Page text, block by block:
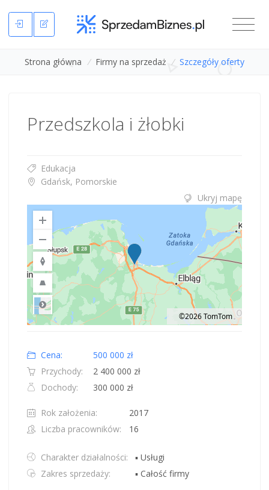
Strona główna / Firmy na sprzedaż / Szczegóły oferty
Przedszkola i żłobki
Edukacja
Gdańsk, Pomorskie
Ukryj mapę
Road
©2026 TomTom
Cena:
500 000 zł
Przychody:
2 400 000 zł
Dochody:
300 000 zł
Rok założenia:
2017
Liczba pracowników:
16
Charakter działalności:
▪ Usługi
Zakres sprzedaży:
▪ Całość firmy